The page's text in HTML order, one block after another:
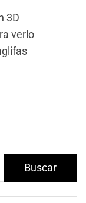
3D
verlo